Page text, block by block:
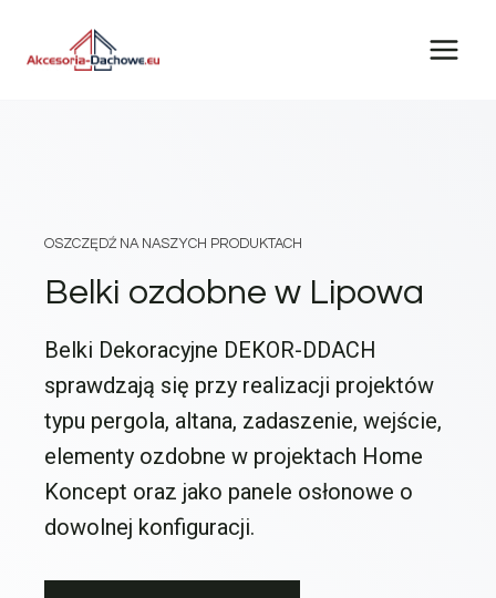
OSZCZĘDŹ NA NASZYCH PRODUKTACH
Belki ozdobne w Lipowa
Belki Dekoracyjne DEKOR-DDACH
sprawdzają się przy realizacji projektów
typu pergola, altana, zadaszenie, wejście,
elementy ozdobne w projektach Home
Koncept oraz jako panele osłonowe o
dowolnej konfiguracji.